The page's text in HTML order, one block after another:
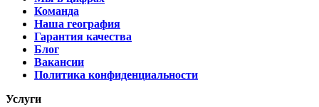
Команда
Наша география
Гарантия качества
Блог
Вакансии
Политика конфиденциальности
Услуги